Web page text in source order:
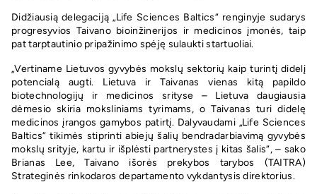
Didžiausią delegaciją „Life Sciences Baltics“ renginyje sudarys
progresyvios Taivano bioinžinerijos ir medicinos įmonės, taip
pat tarptautinio pripažinimo spėję sulaukti startuoliai.
„Vertiname Lietuvos gyvybės mokslų sektorių kaip turintį didelį
potencialą augti. Lietuva ir Taivanas vienas kitą papildo
biotechnologijų ir medicinos srityse – Lietuva daugiausia
dėmesio skiria moksliniams tyrimams, o Taivanas turi didelę
medicinos įrangos gamybos patirtį. Dalyvaudami „Life Sciences
Baltics“ tikimės stiprinti abiejų šalių bendradarbiavimą gyvybės
mokslų srityje, kartu ir išplėsti partnerystes į kitas šalis“, – sako
Brianas Lee, Taivano išorės prekybos tarybos (TAITRA)
Strateginės rinkodaros departamento vykdantysis direktorius.